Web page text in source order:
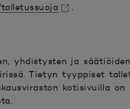
.
yhdistysten ja säätiöiden
Tietyn tyyppiset
kotisivuilla on